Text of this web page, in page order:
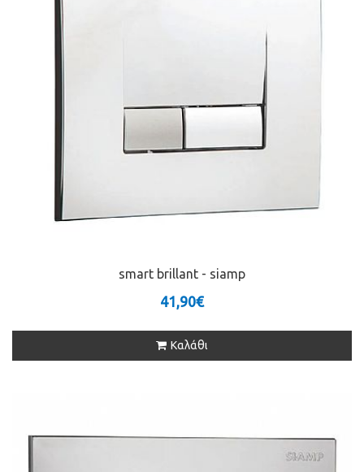
smart brillant - siamp
41,90€
Καλάθι